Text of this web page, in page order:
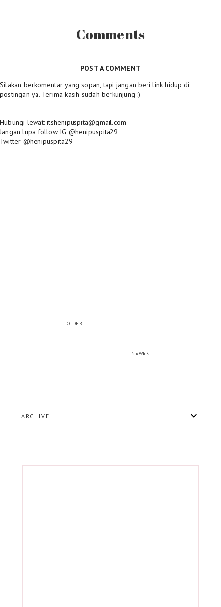
Comments
POST A COMMENT
Silakan berkomentar yang sopan, tapi jangan beri link hidup di
postingan ya. Terima kasih sudah berkunjung :)
Hubungi lewat: itshenipuspita@gmail.com
Jangan lupa follow IG @henipuspita29
Twitter @henipuspita29
OLDER
NEWER
ARCHIVE